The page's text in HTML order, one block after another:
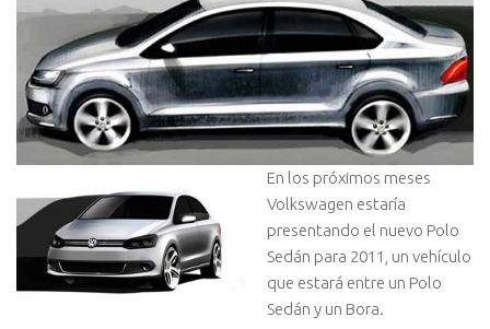
En los próximos meses
Volkswagen estaría
presentando el nuevo Polo
Sedán para 2011, un vehículo
que estará entre un Polo
Sedán y un Bora.